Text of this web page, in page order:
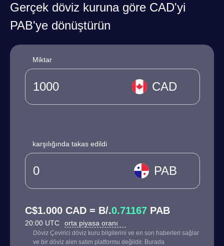
Gerçek döviz kuruna göre CAD'yi
PAB'ye dönüştürün
Miktar
CAD
karşılığında takas edildi
PAB
C$1.000 CAD = B/.0.71167 PAB
20:00 UTC orta piyasa oranı
Döviz Çevirici döviz kuru bilgilerini ve en son haberleri sağlar
ve bir döviz alım satım platformu değildir. Burada